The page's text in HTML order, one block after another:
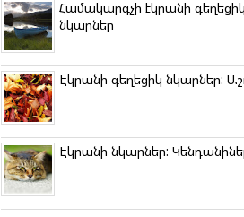
k
i
Համակարգչի էկրանի գեղեցիկ
նկարներ
Էկրանի գեղեցիկ նկարներ:
Էկրանի նկարներ: